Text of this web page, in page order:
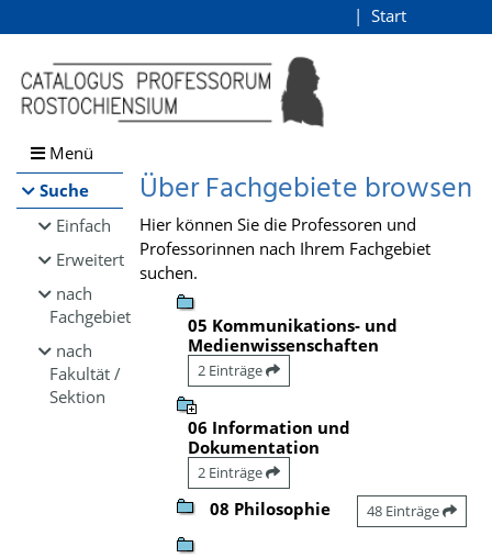
Browsen
direkt zum Inhalt
Start
Menü
Suche
Einfach
Erweitert
nach
Fachgebiet
nach
Fakultät /
Sektion
Über Fachgebiete browsen
Hier können Sie die Professoren und
Professorinnen nach Ihrem Fachgebiet
suchen.
05 Kommunikations- und
Medienwissenschaften
2 Einträge
06 Information und
Dokumentation
2 Einträge
08 Philosophie 48 Einträge